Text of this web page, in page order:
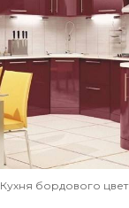
Кухня бордового цвет